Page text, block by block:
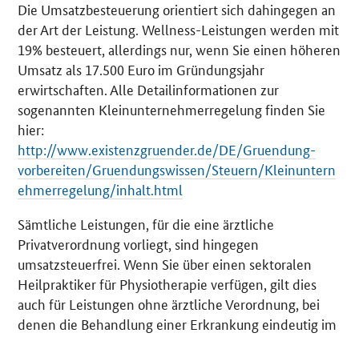
Die Umsatzbesteuerung orientiert sich dahingegen an
der Art der Leistung. Wellness-Leistungen werden mit
19% besteuert, allerdings nur, wenn Sie einen höheren
Umsatz als 17.500 Euro im Gründungsjahr
erwirtschaften. Alle Detailinformationen zur
sogenannten Kleinunternehmerregelung finden Sie
hier:
http://www.existenzgruender.de/DE/Gruendung-
vorbereiten/Gruendungswissen/Steuern/Kleinuntern
ehmerregelung/inhalt.html
Sämtliche Leistungen, für die eine ärztliche
Privatverordnung vorliegt, sind hingegen
umsatzsteuerfrei. Wenn Sie über einen sektoralen
Heilpraktiker für Physiotherapie verfügen, gilt dies
auch für Leistungen ohne ärztliche Verordnung, bei
denen die Behandlung einer Erkrankung eindeutig im